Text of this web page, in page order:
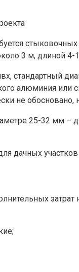
3 м, длиной 4-
стандартный
алюминия
не обосновано,
25-32 мм
дачных участков